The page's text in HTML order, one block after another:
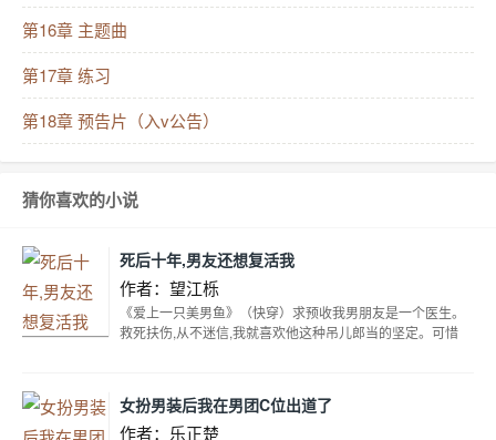
商界大佬、娱乐圈明星,多得数不过来。大师,我家祖宗
三天两头来吓唬我,您给只猫镇镇宅！大师,我每次拍恐
怖片都做噩梦,是不是中邪了啊啊！大师,我从新马泰旅
游回来就开始鬼压床,要不您租给我只暹罗猫使使呗！*
宠物店被陆玉一折腾,日赚斗金。可店里的小员工不满意
了。大橘：昨天去的那家不管饭,我都快瘦成闪电了,涨
失费喵喵~~黑猫：这个月我都成劳模了,强烈申请调休喵
~~~#猫猫这么可爱,当然是用来打工啦##猫主子养活铲
屎官天经地义#
第16章 主题曲
第17章 练习
第18章 预告片（入v公告）
猜你喜欢的小说
死后十年,男友还想复活我
作者：望江栎
《爱上一只美男鱼》（快穿）求预收我男朋友是一个医生。
救死扶伤,从不迷信,我就喜欢他这种吊儿郎当的坚定。可惜
女扮男装后我在男团C位出道了
作者：乐正楚